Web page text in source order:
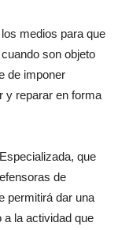
medios para que
son objeto
de imponer
y reparar en forma
que
de
permitirá dar una
a la actividad que